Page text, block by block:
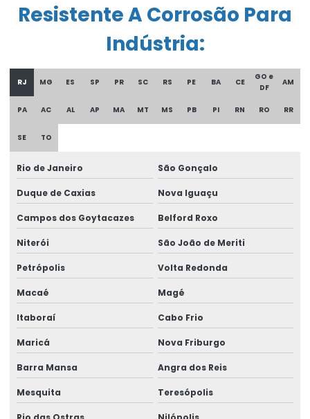
Corrente Para Talha Elétrica Até 9 Metros
Cortina de cabo ponte rolante
Curso De Reciclagem Para Operadores De Talhas
Discos de freios ponte rolante multimarcas
Distribuidor autorizado swf krantechnik brasil
Empresa especializada em manutenção de ponte rolante
Empresa de ponte rolante
Empresa de talha elétrica
Empresas de barramento blindado
Equipamento Para Elevação De Cargas Até 250 Toneladas
Equipamentos swf krantechnik brasil
Especialista Em Manutenção De Cargas
Esteira porta cabo para ponte rolante
Fabricação de caminho de rolamento
Resistente A Corrosão Para
Indústria:
RJ MG ES SP PR SC RS PE BA CE
GO e
DF
AM
PA AC AL AP MA MT MS PB PI RN RO RR
SE TO
Rio de Janeiro São Gonçalo
Duque de Caxias Nova Iguaçu
Campos dos Goytacazes Belford Roxo
Niterói São João de Meriti
Petrópolis Volta Redonda
Macaé Magé
Itaboraí Cabo Frio
Maricá Nova Friburgo
Barra Mansa Angra dos Reis
Mesquita Teresópolis